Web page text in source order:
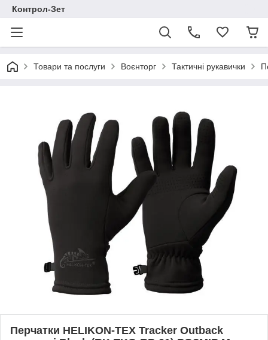
Контрол-Зет
Товари та послуги Воєнторг Тактичні рукавички
Перчатки HELIKON-TEX Tracker Outback